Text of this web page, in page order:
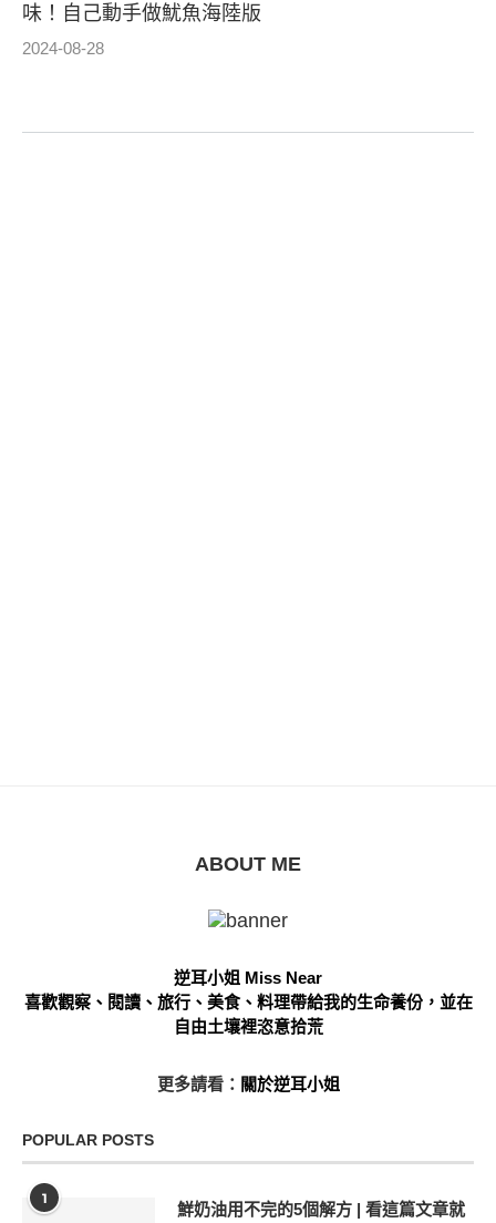
味！自己動手做魷魚海陸版
2024-08-28
ABOUT ME
逆耳小姐 Miss Near
喜歡觀察、閱讀、旅行、美食、料理帶給我的生命養份，並在
自由土壤裡恣意拾荒
更多請看： 關於逆耳小姐
POPULAR POSTS
1
鮮奶油用不完的5個解方 | 看這篇文章就